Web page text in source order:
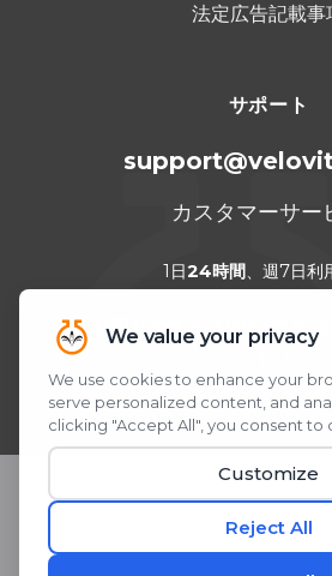
法定広告記載事
サポート
カスタマーサー
1日24時間、週7日利
お困りですか？WhatsApp
QRコードをスキャンまた
© 2026 Velovita® Inc. All rights
* 本製品に関する記述は、米国食品医薬品局